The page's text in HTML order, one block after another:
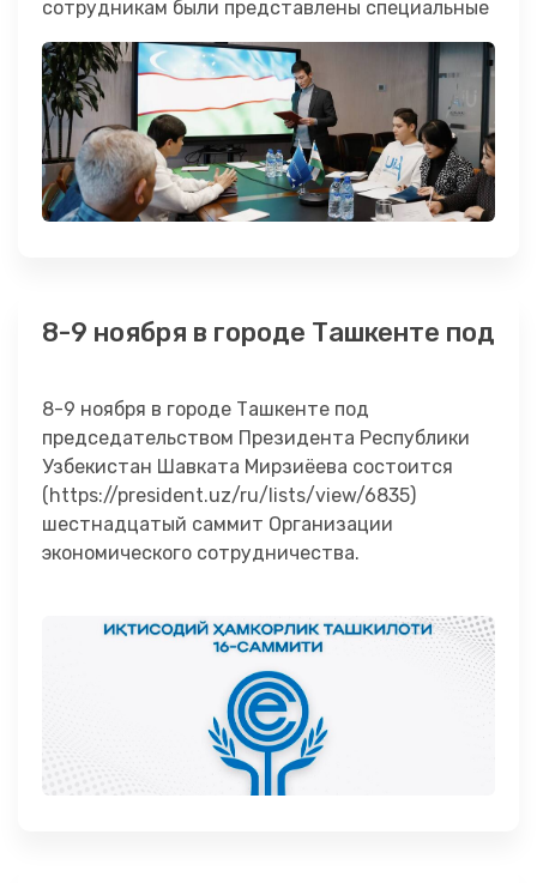
сотрудникам были представлены специальные
…
8-9 ноября в городе Ташкенте под
8-9 ноября в городе Ташкенте под
председательством Президента Республики
Узбекистан Шавката Мирзиёева состоится
(https://president.uz/ru/lists/view/6835)
шестнадцатый саммит Организации
экономического сотрудничества.